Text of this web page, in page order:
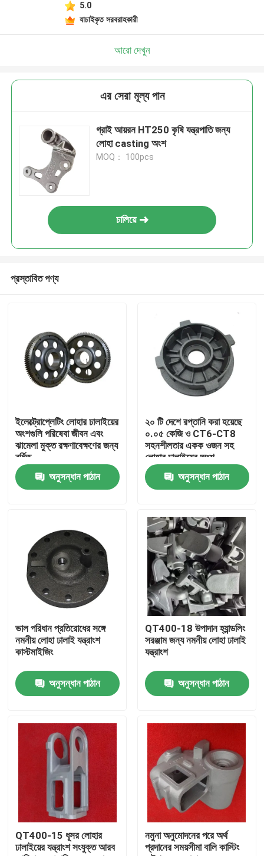
পণ্য
ভিডিও
আমাদের সম্পর্কে
যোগাযোগ করুন
উদ্ধৃতির জন্য আবেদন
ধাতু ঢালাই অংশ
5.0
যাচাইকৃত সরবরাহকারী
আরো দেখুন
এর সেরা মূল্য পান
গ্রাই আয়রন HT250 কৃষি যন্ত্রপাতি জন্য
লোহা casting অংশ
MOQ： 100pcs
চালিয়ে
প্রস্তাবিত পণ্য
ইলেক্ট্রোপ্লেটিং লোহার ঢালাইয়ের
অংশগুলি পরিষেবা জীবন এবং
ঝামেলা মুক্ত রক্ষণাবেক্ষণের জন্য
বর্ধিত
অনুসন্ধান পাঠান
২০ টি দেশে রপ্তানি করা হয়েছে
০.০৫ কেজি ও CT6-CT8
সহনশীলতার একক ওজন সহ
লোহার ঢালাইয়ের অংশ
অনুসন্ধান পাঠান
ভাল পরিধান প্রতিরোধের সঙ্গে
নমনীয় লোহা ঢালাই যন্ত্রাংশ
কাস্টমাইজিং
অনুসন্ধান পাঠান
QT400-18 উপাদান হ্যান্ডলিং
সরঞ্জাম জন্য নমনীয় লোহা ঢালাই
যন্ত্রাংশ
অনুসন্ধান পাঠান
QT400-15 ধূসর লোহার
ঢালাইয়ের যন্ত্রাংশ সংযুক্ত আরব
নমুনা অনুমোদনের পরে অর্থ
প্রদানের সময়সীমা বালি কাস্টিং